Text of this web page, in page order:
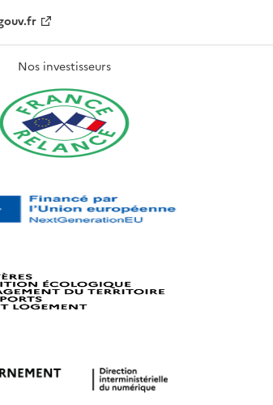
Nos investisseurs